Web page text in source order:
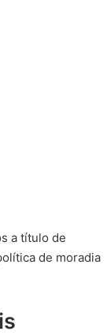
a título de
de moradia